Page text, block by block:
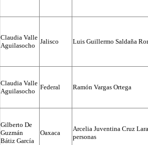
Claudia Valle
Aguilasocho
Jalisco Luis Guillermo Saldaña
Claudia Valle
Aguilasocho
Federal Ramón Vargas Ortega
Gilberto De
Guzmán
Bátiz García
Oaxaca
Arcelia Juventina Cruz
personas